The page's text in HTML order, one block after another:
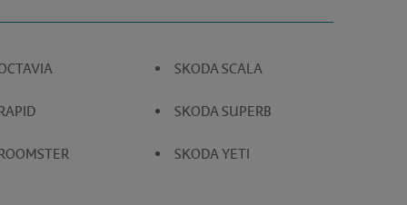
SKODA SCALA
SKODA SUPERB
SKODA YETI